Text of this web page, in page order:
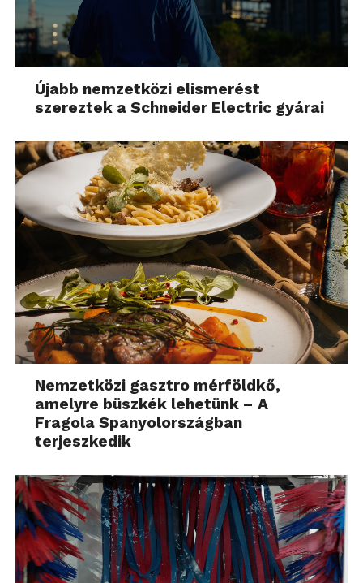
Újabb nemzetközi elismerést
szereztek a Schneider Electric gyárai
Nemzetközi gasztro mérföldkő,
amelyre büszkék lehetünk – A
Fragola Spanyolországban
terjeszkedik